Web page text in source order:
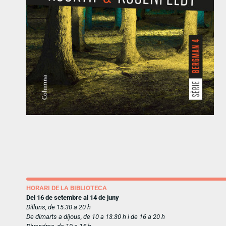
HORARI DE LA BIBLIOTECA
Del 16 de setembre al 14 de juny
Dilluns, de 15.30 a 20 h
De dimarts a dijous, de 10 a 13.30 h i de 16 a 20 h